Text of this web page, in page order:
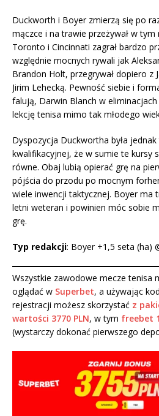
Duckworth i Boyer zmierzą się po
mączce i na trawie przeżywał w
Toronto i Cincinnati zagrał bardzo
względnie mocnych rywali jak
Brandon Holt, przegrywał dopiero z
Jirim Lehecką. Pewność siebie i
falują, Darwin Blanch w
lekcję tenisa mimo tak młodego
Dyspozycja Duckwortha była jednak
kwalifikacyjnej, że w sumie te kursy
równe. Obaj lubią opierać grę na
pójścia do przodu po mocnym
wiele inwencji taktycznej. Boyer ma
letni weteran i powinien móc sobie
grę.
Typ redakcji: Boyer +1,5 seta (ha)
Wszystkie zawodowe mecze tenisa
oglądać w Superbet, a używając
rejestracji możesz skorzystać z
wartości 3770 PLN, w tym freebet
(wystarczy dokonać pierwszego